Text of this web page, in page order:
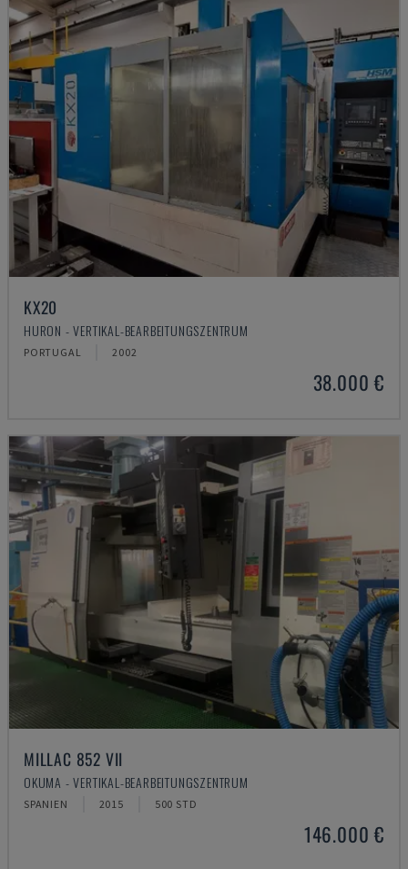
KX20
HURON - VERTIKAL-BEARBEITUNGSZENTRUM
PORTUGAL 2002
38.000 €
MILLAC 852 VII
OKUMA - VERTIKAL-BEARBEITUNGSZENTRUM
SPANIEN 2015 500 STD
146.000 €